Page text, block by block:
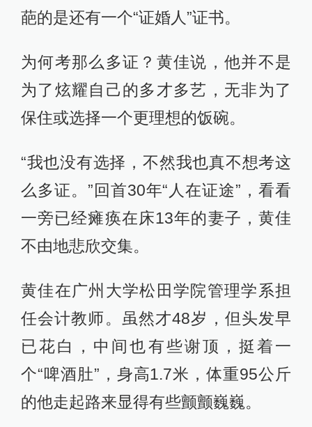
葩的是还有一个“证婚人”证书。
为何考那么多证？黄佳说，他并不是
为了炫耀自己的多才多艺，无非为了
保住或选择一个更理想的饭碗。
“我也没有选择，不然我也真不想考这
么多证。”回首30年“人在证途”，看看
一旁已经瘫痪在床13年的妻子，黄佳
不由地悲欣交集。
黄佳在广州大学松田学院管理学系担
任会计教师。虽然才48岁，但头发早
已花白，中间也有些谢顶，挺着一
个“啤酒肚”，身高1.7米，体重95公斤
的他走起路来显得有些颤颤巍巍。